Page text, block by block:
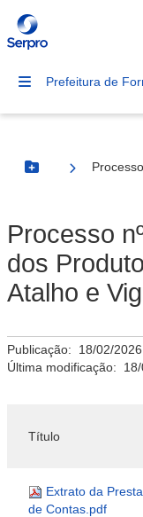
Prefeitura de
Botão Menu
Processo
dos
Atalho e
Publicação: 18/02/
Última modificação:
Título
Extrato da
de Contas.pdf